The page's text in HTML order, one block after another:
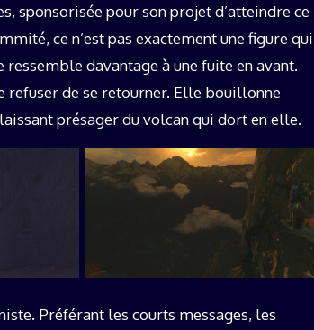
sponsorisée pour son projet d’atteindre ce
ce n’est pas exactement une figure qui
davantage à une fuite en avant.
refuser de se retourner. Elle bouillonne
présager du volcan qui dort en elle.
Préférant les courts messages, les